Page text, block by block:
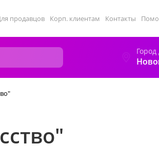
продавцов Корп. клиентам Контакты
Город